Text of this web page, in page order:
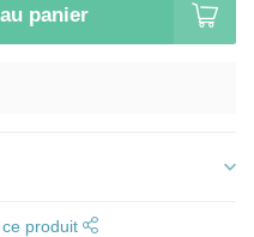
panier
produit